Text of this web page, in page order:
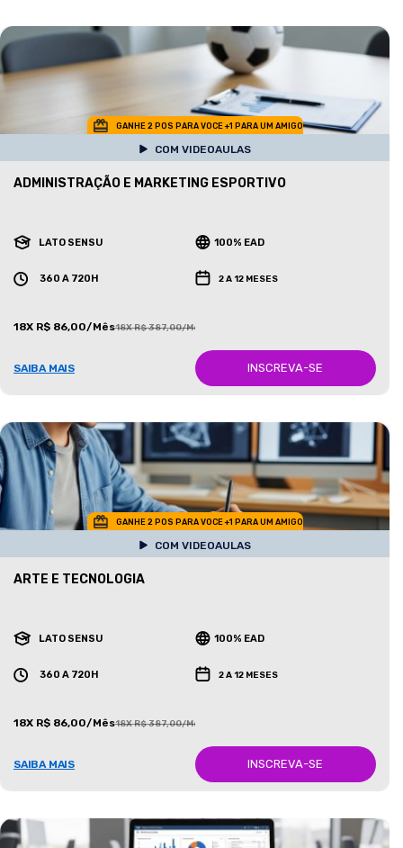
GANHE 2 POS PARA VOCE +1 PARA UM AMIGO
COM VIDEOAULAS
ADMINISTRAÇÃO E MARKETING ESPORTIVO
LATO SENSU 100% EAD
360 A 720H 2 A 12 MESES
18X R$ 86,00/Mês18X R$ 387,00/Mês
SAIBA MAIS INSCREVA-SE
GANHE 2 POS PARA VOCE +1 PARA UM AMIGO
COM VIDEOAULAS
ARTE E TECNOLOGIA
LATO SENSU 100% EAD
360 A 720H 2 A 12 MESES
18X R$ 86,00/Mês18X R$ 387,00/Mês
SAIBA MAIS INSCREVA-SE